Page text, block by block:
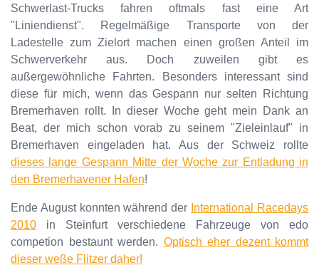
Schwerlast-Trucks fahren oftmals fast eine Art
"Liniendienst". Regelmäßige Transporte von der
Ladestelle zum Zielort machen einen großen Anteil im
Schwerverkehr aus. Doch zuweilen gibt es
außergewöhnliche Fahrten. Besonders interessant sind
diese für mich, wenn das Gespann nur selten Richtung
Bremerhaven rollt. In dieser Woche geht mein Dank an
Beat, der mich schon vorab zu seinem "Zieleinlauf" in
Bremerhaven eingeladen hat. Aus der Schweiz rollte
dieses lange Gespann Mitte der Woche zur Entladung in
den Bremerhavener Hafen!
Ende August konnten während der International Racedays
2010 in Steinfurt verschiedene Fahrzeuge von edo
competion bestaunt werden. Optisch eher dezent kommt
dieser weße Flitzer daher!